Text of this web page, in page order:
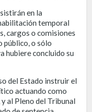
en la
temporal
cargos o comisiones
público, o sólo
hubiere concluido su
del Estado instruir el
actuando como
al Pleno del Tribunal